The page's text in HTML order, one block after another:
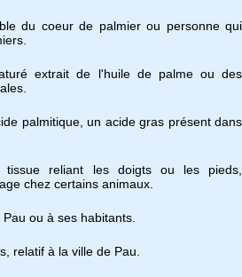
du coeur de palmier ou personne qui
extrait de l'huile de palme ou des
palmitique, un acide gras présent dans
tissue reliant les doigts ou les pieds,
chez certains animaux.
ou à ses habitants.
relatif à la ville de Pau.